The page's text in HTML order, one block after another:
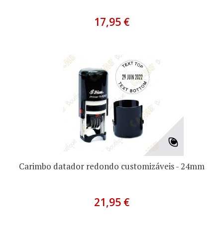
17,95 €
Carimbo datador redondo customizáveis - 24mm
21,95 €